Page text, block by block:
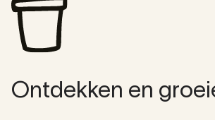
Ontdekken en